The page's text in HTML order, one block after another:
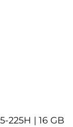
225H | 16 GB